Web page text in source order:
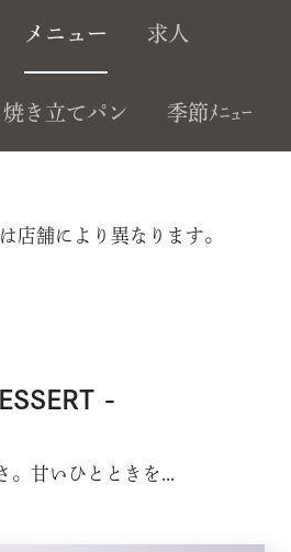
メニュー 求人
焼き立てパン 季節ﾒﾆｭｰ
店舗により異なります。
-
。甘いひとときを...